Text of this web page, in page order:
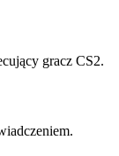
gracz CS2.